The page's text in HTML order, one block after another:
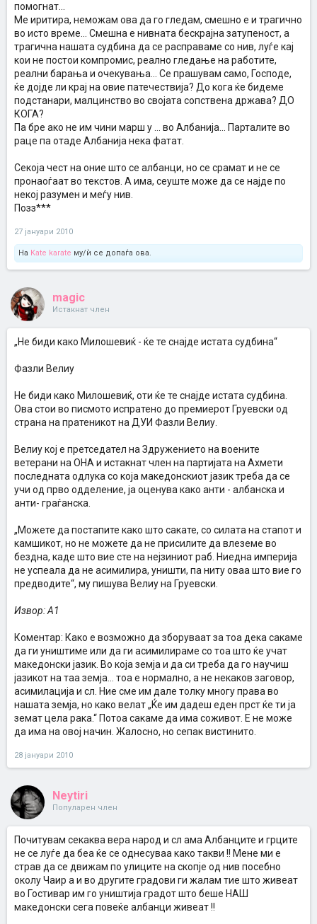
помогнат...
Ме иритира, неможам ова да го гледам, смешно е и трагично
во исто време... Смешна е нивната бескрајна затупеност, а
трагична нашата судбина да се расправаме со нив, луѓе кај
кои не постои компромис, реално гледање на работите,
реални барања и очекувања... Се прашувам само, Господе,
ќе дојде ли крај на овие патечествија? До кога ќе бидеме
подстанари, малцинство во својата сопствена држава? ДО
КОГА?
Па бре ако не им чини марш у ... во Албанија... Парталите во
раце па отаде Албанија нека фатат.
Секоја чест на оние што се албанци, но се срамат и не се
пронаоѓаат во текстов. А има, сеуште може да се најде по
некој разумен и меѓу нив.
Позз***
27 јануари 2010
На Kate karate му/ѝ се допаѓа ова.
magic
Истакнат член
„Не биди како Милошевиќ - ќе те снајде истата судбина“
Фазли Велиу
Не биди како Милошевиќ, оти ќе те снајде истата судбина.
Ова стои во писмото испратено до премиерот Груевски од
страна на пратеникот на ДУИ Фазли Велиу.
Велиу кој е претседател на Здружението на воените
ветерани на ОНА и истакнат член на партијата на Ахмети
последната одлука со која македонскиот јазик треба да се
учи од прво одделение, ја оценува како анти - албанска и
анти- граѓанска.
„Можете да постапите како што сакате, со силата на стапот и
камшикот, но не можете да не присилите да влеземе во
бездна, каде што вие сте на нејзиниот раб. Ниедна империја
не успеала да не асимилира, уништи, па ниту оваа што вие го
предводите“, му пишува Велиу на Груевски.
Извор: A1
Коментар: Како е возможно да зборуваат за тоа дека сакаме
да ги уништиме или да ги асимилираме со тоа што ќе учат
македонски јазик. Во која земја и да си треба да го научиш
јазикот на таа земја... тоа е нормално, а не некаков заговор,
асимилација и сл. Ние сме им дале толку многу права во
нашата земја, но како велат „Ќе им дадеш еден прст ќе ти ја
земат цела рака.“ Потоа сакаме да има соживот. Е не може
да има на овој начин. Жалосно, но сепак вистинито.
28 јануари 2010
Neytiri
Популарен член
Почитувам секаква вера народ и сл ама Албанците и грците
не се луѓе да беа ќе се однесуваа како такви !! Мене ми е
страв да се движам по улиците на скопје од нив посебно
околу Чаир а и во другите градови ги жалам тие што живеат
во Гостивар им го уништија градот што беше НАШ
македонски сега повеќе албанци живеат !!